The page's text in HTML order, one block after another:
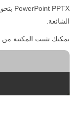
الشائعة.
يمكنك تثبيت المكتبة من